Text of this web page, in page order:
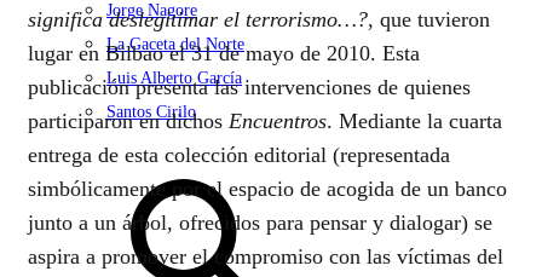
Jorge Nagore
La Gaceta del Norte
Luis Alberto García
Santos Cirilo
Search
significa deslegitimar el terrorismo…?, que tuvieron
lugar en Bilbao el 31 de mayo de 2010. Esta
publicación presenta las intervenciones de quienes
participaron en dichos Encuentros. Mediante la cuarta
entrega de esta colección editorial (representada
simbólicamente por el espacio de acogida de un banco
junto a un árbol, ofrecidos para pensar y dialogar) se
aspira a promover el compromiso con las víctimas del